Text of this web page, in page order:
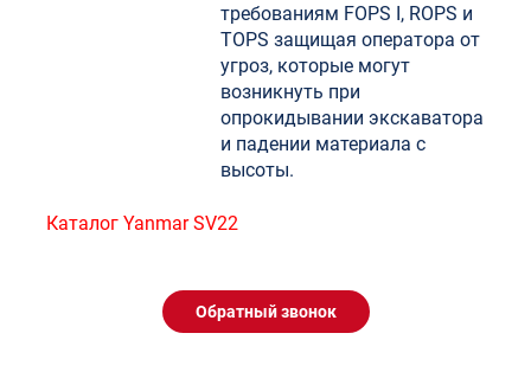
требованиям FOPS I, ROPS и
TOPS защищая оператора от
угроз, которые могут
возникнуть при
опрокидывании экскаватора
и падении материала с
высоты.
Каталог Yanmar SV22
Обратный звонок